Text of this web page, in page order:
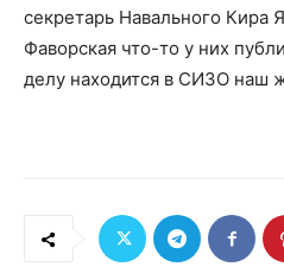
секретарь Навального Кира
Фаворская что-то у них
делу находится в СИЗО наш